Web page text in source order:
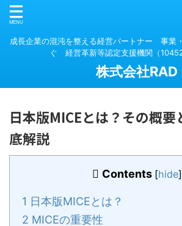
成長企業の混沌を整える経営パートナー 事業
ぐ 経営革新等認定支援機関（
株式会社RAD
日本版MICEとは？その概要
底解説
Contents [hide]
1 日本版MICEとは？
2 MICEの重要性